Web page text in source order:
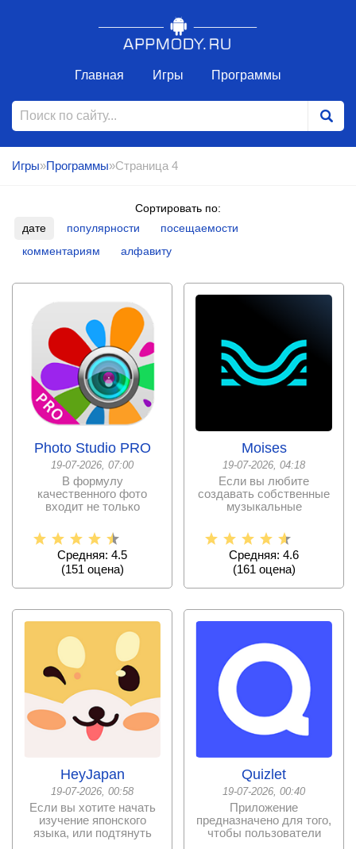
Главная Игры Программы
Игры»Программы»Страница 4
Сортировать по:
дате
популярности
посещаемости
комментариям
алфавиту
Photo Studio PRO
19-07-2026, 07:00
В формулу
качественного фото
входит не только
отличное
Средняя: 4.5
(151 оценa)
Moises
19-07-2026, 04:18
Если вы любите
создавать собственные
музыкальные
приложение
Средняя: 4.6
(161 оценa)
HeyJapan
19-07-2026, 00:58
Если вы хотите начать
изучение японского
языка, или подтянуть
Quizlet
19-07-2026, 00:40
Приложение
предназначено для того,
чтобы пользователи